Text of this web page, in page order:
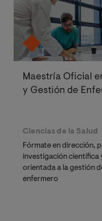
Maestría Oficial
y Gestión de
Ciencias de la Salud
Fórmate en dirección,
investigación científica
orientada a la gestión
enfermero